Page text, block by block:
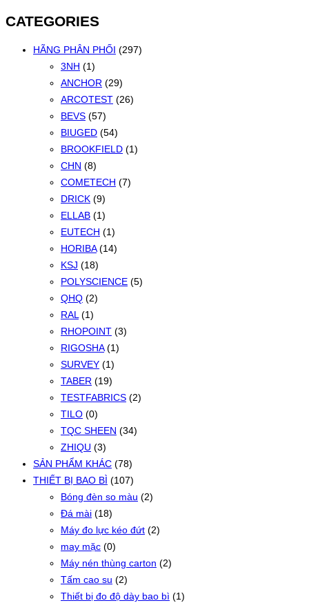
CATEGORIES
HÃNG PHÂN PHỐI (297)
3NH (1)
ANCHOR (29)
ARCOTEST (26)
BEVS (57)
BIUGED (54)
BROOKFIELD (1)
CHN (8)
COMETECH (7)
DRICK (9)
ELLAB (1)
EUTECH (1)
HORIBA (14)
KSJ (18)
POLYSCIENCE (5)
QHQ (2)
RAL (1)
RHOPOINT (3)
RIGOSHA (1)
SURVEY (1)
TABER (19)
TESTFABRICS (2)
TILO (0)
TQC SHEEN (34)
ZHIQU (3)
SẢN PHẨM KHÁC (78)
THIẾT BỊ BAO BÌ (107)
Bóng đèn so màu (2)
Đá mài (18)
Máy đo lực kéo đứt (2)
may mặc (0)
Máy nén thùng carton (2)
Tấm cao su (2)
Thiết bị đo độ dày bao bì (1)